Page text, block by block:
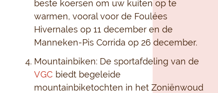
beste koersen om uw kuiten op te
warmen, vooral voor de Foulées
Hivernales op 11 december en de
Manneken-Pis Corrida op 26 december.
Mountainbiken: De sportafdeling van de
VGC biedt begeleide
mountainbiketochten in het Zoniënwoud